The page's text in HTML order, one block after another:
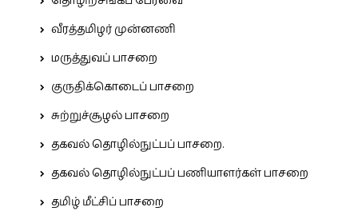
வீரத்தமிழர் முன்னணி
மருத்துவப் பாசறை
குருதிக்கொடைப் பாசறை
சுற்றுச்சூழல் பாசறை
தகவல் தொழில்நுட்பப் பாசறை.
தகவல் தொழில்நுட்பப் பணியாளர்கள் பாசறை
தமிழ் மீட்சிப் பாசறை